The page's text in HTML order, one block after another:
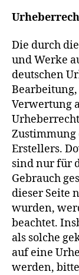
Die durch
und Werke
deutschen
Verwertung
Zustimmung
Erstellers.
sind nur für
Gebrauch
dieser Seite
wurden,
beachtet.
als solche
auf eine
werden,